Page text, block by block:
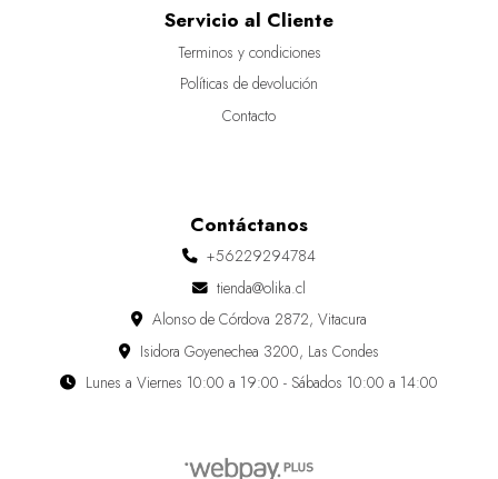
Servicio al Cliente
Terminos y condiciones
Políticas de devolución
Contacto
Contáctanos
+56229294784
tienda@olika.cl
Alonso de Córdova 2872, Vitacura
Isidora Goyenechea 3200, Las Condes
Lunes a Viernes 10:00 a 19:00 - Sábados 10:00 a 14:00